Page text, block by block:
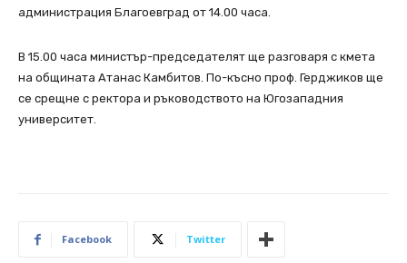
администрация Благоевград от 14.00 часа.
В 15.00 часа министър-председателят ще разговаря с кмета
на общината Атанас Камбитов. По-късно проф. Герджиков ще
се срещне с ректора и ръководството на Югозападния
университет.
Facebook Twitter